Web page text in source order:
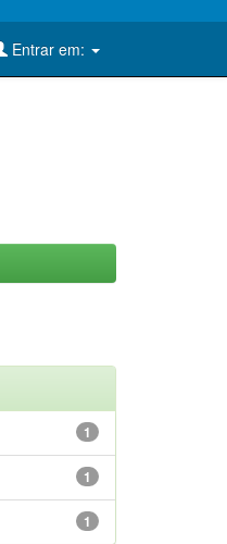
Entrar em:
1
1
1